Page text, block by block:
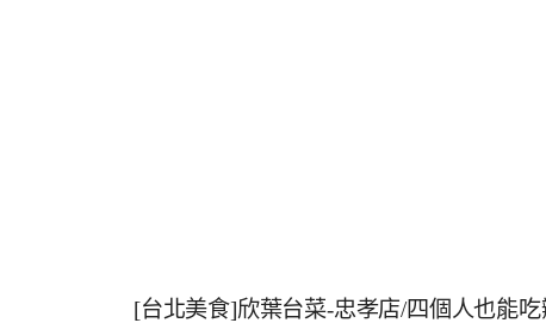
[台北美食]欣葉台菜-忠孝店/四個人也能